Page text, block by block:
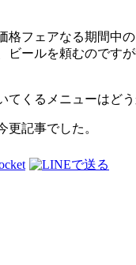
格フェアなる期間中
ビールを頼むのです
てくるメニューはど
更記事でした。